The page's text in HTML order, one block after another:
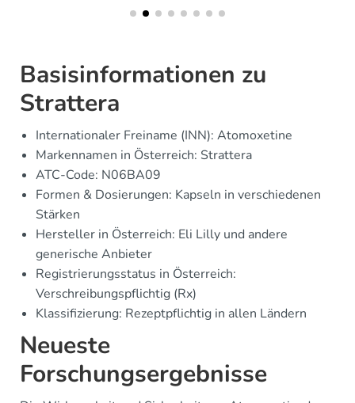
Basisinformationen zu
Strattera
Internationaler Freiname (INN): Atomoxetine
Markennamen in Österreich: Strattera
ATC-Code: N06BA09
Formen & Dosierungen: Kapseln in verschiedenen
Stärken
Hersteller in Österreich: Eli Lilly und andere
generische Anbieter
Registrierungsstatus in Österreich:
Verschreibungspflichtig (Rx)
Klassifizierung: Rezeptpflichtig in allen Ländern
Neueste
Forschungsergebnisse